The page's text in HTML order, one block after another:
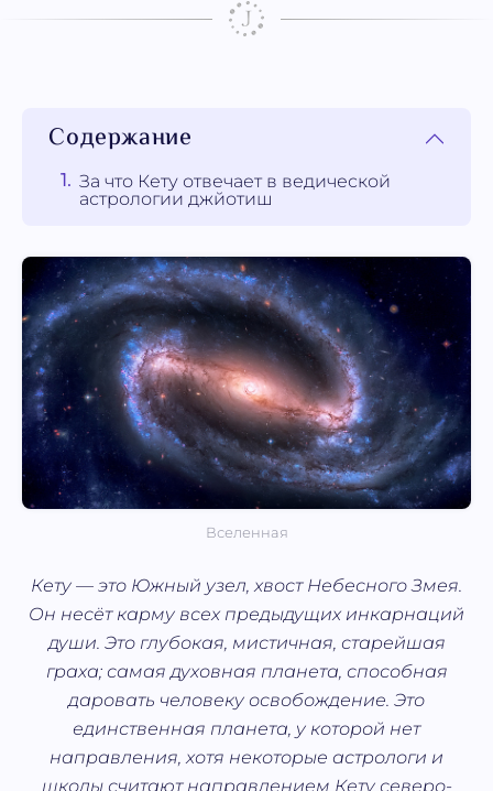
Содержание
За что Кету отвечает в ведической
астрологии джйотиш
Вселенная
Кету — это Южный узел, хвост Небесного Змея.
Он несёт карму всех предыдущих инкарнаций
души. Это глубокая, мистичная, старейшая
граха; самая духовная планета, способная
даровать человеку освобождение. Это
единственная планета, у которой нет
направления, хотя некоторые астрологи и
школы считают направлением Кету северо-